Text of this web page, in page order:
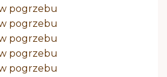
pogrzebu
pogrzebu
pogrzebu
pogrzebu
pogrzebu